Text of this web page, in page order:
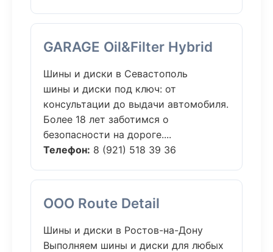
GARAGE Oil&Filter Hybrid
Шины и диски в Севастополь
шины и диски под ключ: от
консультации до выдачи автомобиля.
Более 18 лет заботимся о
безопасности на дороге....
Телефон: 8 (921) 518 39 36
ООО Route Detail
Шины и диски в Ростов-на-Дону
Выполняем шины и диски для любых